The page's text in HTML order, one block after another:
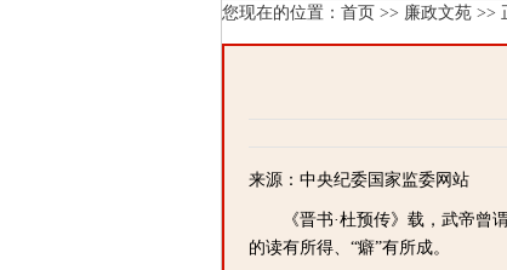
您现在的位置： 首页 >> 廉政文苑 >>
来源：中央纪委国家监委网站
《晋书·杜预传》载，武帝曾谓
的读有所得、“癖”有所成。